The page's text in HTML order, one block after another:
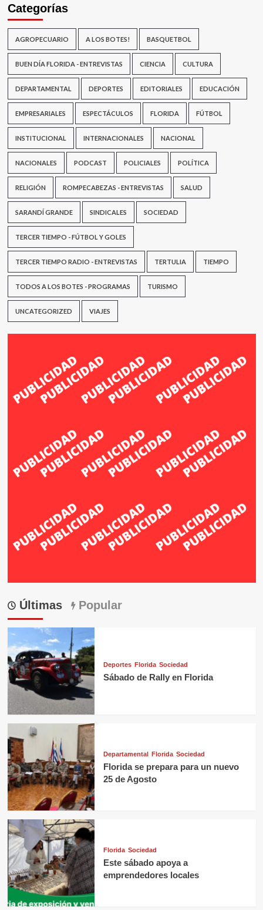
Categorías
AGROPECUARIO A LOS BOTES! BASQUETBOL
BUEN DÍA FLORIDA - ENTREVISTAS CIENCIA CULTURA
DEPARTAMENTAL DEPORTES EDITORIALES EDUCACIÓN
EMPRESARIALES ESPECTÁCULOS FLORIDA FÚTBOL
INSTITUCIONAL INTERNACIONALES NACIONAL
NACIONALES PODCAST POLICIALES POLÍTICA
RELIGIÓN ROMPECABEZAS - ENTREVISTAS SALUD
SARANDÍ GRANDE SINDICALES SOCIEDAD
TERCER TIEMPO - FÚTBOL Y GOLES
TERCER TIEMPO RADIO - ENTREVISTAS TERTULIA TIEMPO
TODOS A LOS BOTES - PROGRAMAS TURISMO
UNCATEGORIZED VIAJES
Últimas Popular
Deportes Florida Sociedad
Sábado de Rally en Florida
Departamental Florida Sociedad
Florida se prepara para un nuevo
25 de Agosto
Florida Sociedad
Este sábado apoya a
emprendedores locales